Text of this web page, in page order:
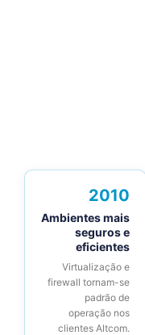
2010
Ambientes mais
seguros e
eficientes
Virtualização e
firewall tornam-se
padrão de
operação nos
clientes Altcom.